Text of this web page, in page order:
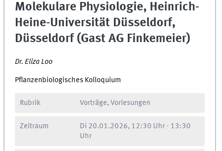
Molekulare Physiologie, Heinrich-
Heine-Universität Düsseldorf,
Düsseldorf (Gast AG Finkemeier)
Dr. Eliza Loo
Pflanzenbiologisches Kolloquium
Rubrik Vorträge, Vorlesungen
Zeitraum Di 20.01.2026, 12:30 Uhr - 13:30
Uhr